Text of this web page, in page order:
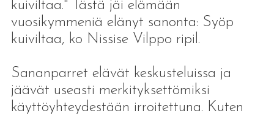
kuiviltaa." Tästä jäi elämään
vuosikymmeniä elänyt sanonta: Syöp
kuiviltaa, ko Nissise Vilppo ripil.
Sananparret elävät keskusteluissa ja
jäävät useasti merkityksettömiksi
käyttöyhteydestään irroitettuna. Kuten